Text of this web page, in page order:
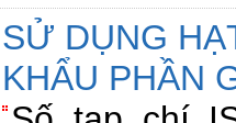
SỬ DỤNG
KHẨU PHẦN